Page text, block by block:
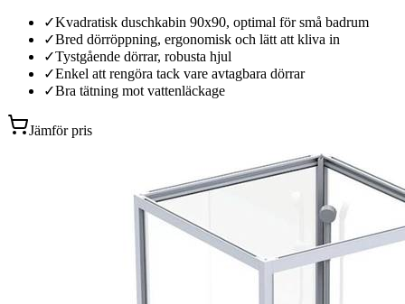
✓Kvadratisk duschkabin 90x90, optimal för små badrum
✓Bred dörröppning, ergonomisk och lätt att kliva in
✓Tystgående dörrar, robusta hjul
✓Enkel att rengöra tack vare avtagbara dörrar
✓Bra tätning mot vattenläckage
Jämför pris